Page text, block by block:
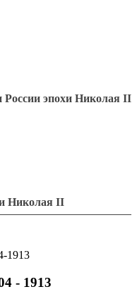
России эпохи Николая II
Николая II
1913
- 1913